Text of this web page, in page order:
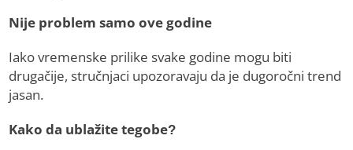
Nije problem samo ove godine
Iako vremenske prilike svake godine mogu biti
drugačije, stručnjaci upozoravaju da je dugoročni trend
jasan.
Kako da ublažite tegobe?